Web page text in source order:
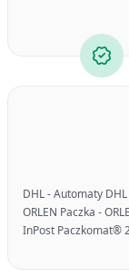
DHL - Automaty
ORLEN Paczka -
InPost Paczkomat®